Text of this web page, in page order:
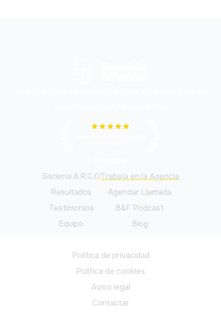
Sistema A.R.C.O
Resultados
Testimonios
Equipo
Trabaja en la Agencia
Agendar Llamada
B&F Podcast
Blog
Política de privacidad
Política de cookies
Aviso legal
Contactar